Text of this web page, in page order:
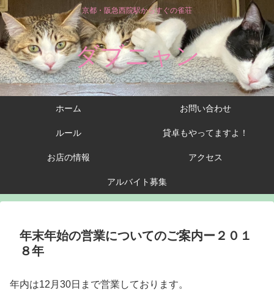
京都・阪急西院駅からすぐの雀荘
ダブニャン
ホーム お問い合わせ
ルール 貸卓もやってますよ！
お店の情報 アクセス
アルバイト募集
年末年始の営業についてのご案内ー２０１
８年
年内は12月30日まで営業しております。